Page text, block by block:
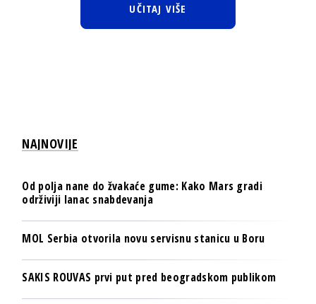
UČITAJ VIŠE
NAJNOVIJE
Od polja nane do žvakaće gume: Kako Mars gradi
održiviji lanac snabdevanja
MOL Serbia otvorila novu servisnu stanicu u Boru
SAKIS ROUVAS prvi put pred beogradskom publikom